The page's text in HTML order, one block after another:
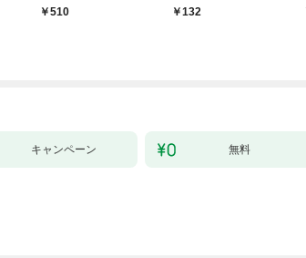
日発売）
￥510
132
キャンペーン 無料